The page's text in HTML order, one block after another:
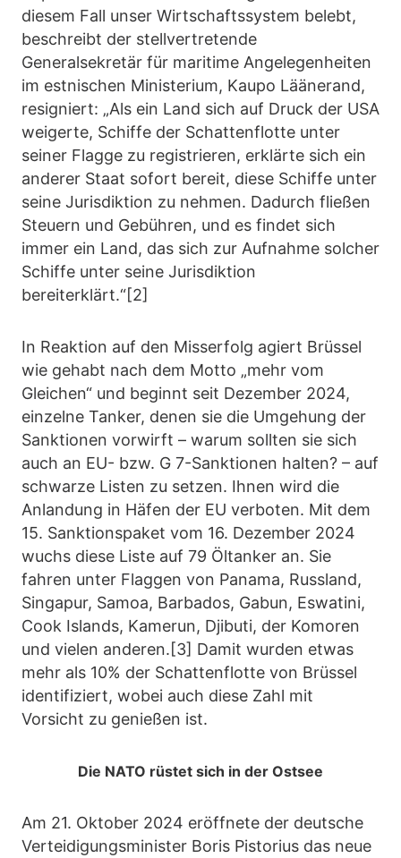
diesem Fall unser Wirtschaftssystem belebt,
beschreibt der stellvertretende
Generalsekretär für maritime Angelegenheiten
im estnischen Ministerium, Kaupo Läänerand,
resigniert: „Als ein Land sich auf Druck der USA
weigerte, Schiffe der Schattenflotte unter
seiner Flagge zu registrieren, erklärte sich ein
anderer Staat sofort bereit, diese Schiffe unter
seine Jurisdiktion zu nehmen. Dadurch fließen
Steuern und Gebühren, und es findet sich
immer ein Land, das sich zur Aufnahme solcher
Schiffe unter seine Jurisdiktion
bereiterklärt.“[2]
In Reaktion auf den Misserfolg agiert Brüssel
wie gehabt nach dem Motto „mehr vom
Gleichen“ und beginnt seit Dezember 2024,
einzelne Tanker, denen sie die Umgehung der
Sanktionen vorwirft – warum sollten sie sich
auch an EU- bzw. G 7-Sanktionen halten? – auf
schwarze Listen zu setzen. Ihnen wird die
Anlandung in Häfen der EU verboten. Mit dem
15. Sanktionspaket vom 16. Dezember 2024
wuchs diese Liste auf 79 Öltanker an. Sie
fahren unter Flaggen von Panama, Russland,
Singapur, Samoa, Barbados, Gabun, Eswatini,
Cook Islands, Kamerun, Djibuti, der Komoren
und vielen anderen.[3] Damit wurden etwas
mehr als 10% der Schattenflotte von Brüssel
identifiziert, wobei auch diese Zahl mit
Vorsicht zu genießen ist.
Die NATO rüstet sich in der Ostsee
Am 21. Oktober 2024 eröffnete der deutsche
Verteidigungsminister Boris Pistorius das neue